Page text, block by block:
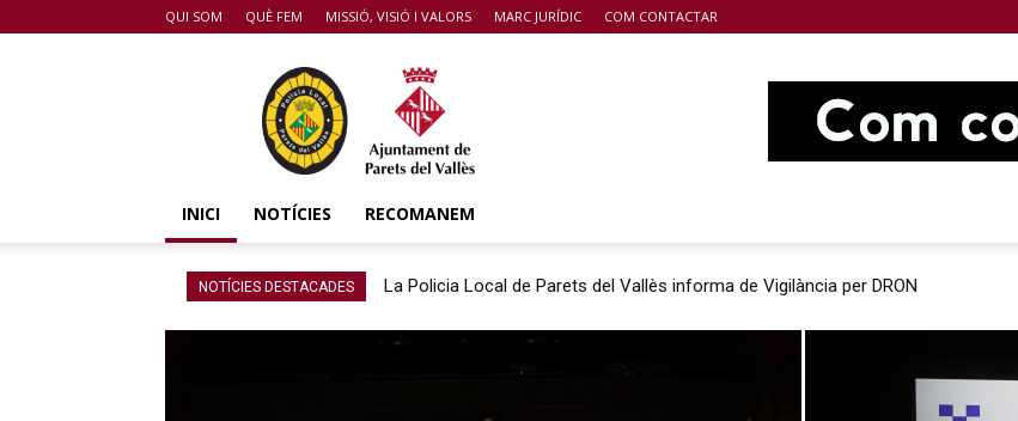
QUI SOM QUÈ FEM MISSIÓ, VISIÓ I VALORS MARC JURÍDIC COM CONTACTAR
POLICIA
PARETS
VALLÈS
INICI NOTÍCIES RECOMANEM
NOTÍCIES DESTACADES La Policia Local de Parets del Vallès informa de Vigilància per DRON